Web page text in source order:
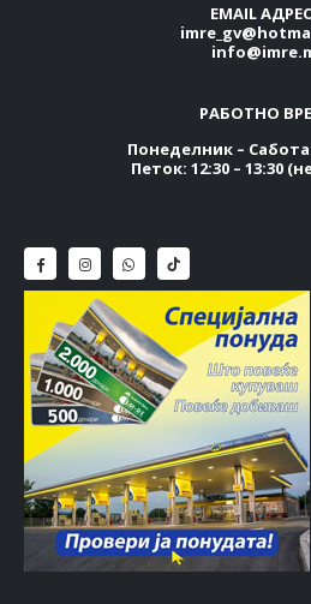
EMAIL
РАБОТНО
Понеделник – Сабота:
Петок: 12:30 – 13:30